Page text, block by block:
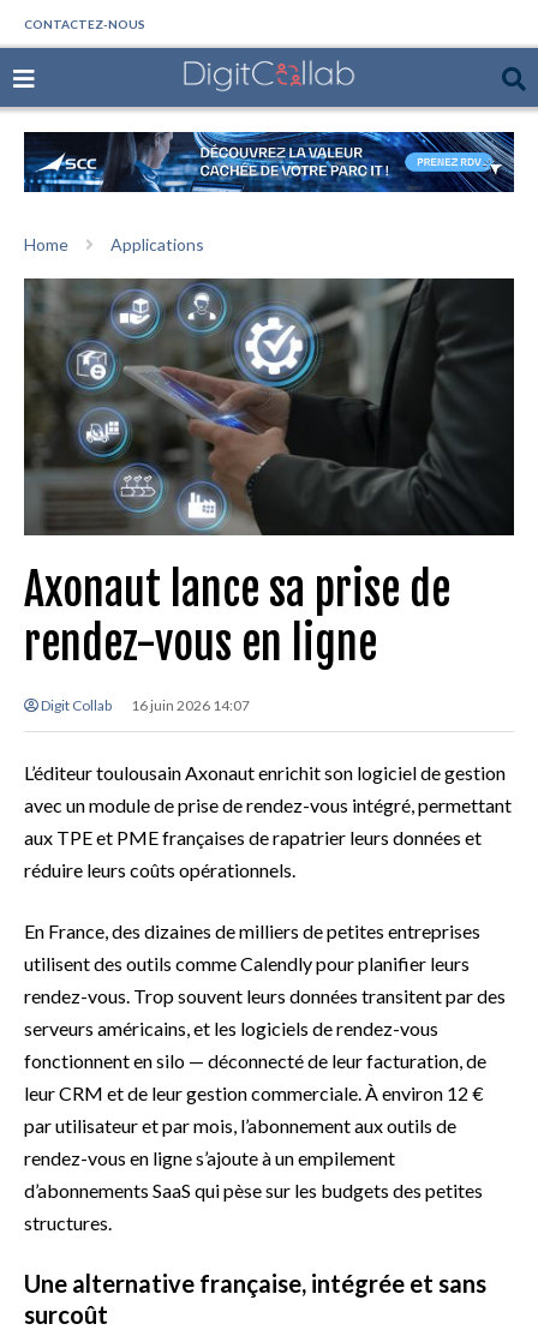
CONTACTEZ-NOUS
Home Applications
Axonaut lance sa prise de
rendez-vous en ligne
Digit Collab 16 juin 2026 14:07
L’éditeur toulousain Axonaut enrichit son logiciel de gestion
avec un module de prise de rendez-vous intégré, permettant
aux TPE et PME françaises de rapatrier leurs données et
réduire leurs coûts opérationnels.
En France, des dizaines de milliers de petites entreprises
utilisent des outils comme Calendly pour planifier leurs
rendez-vous. Trop souvent leurs données transitent par des
serveurs américains, et les logiciels de rendez-vous
fonctionnent en silo — déconnecté de leur facturation, de
leur CRM et de leur gestion commerciale. À environ 12 €
par utilisateur et par mois, l’abonnement aux outils de
rendez-vous en ligne s’ajoute à un empilement
d’abonnements SaaS qui pèse sur les budgets des petites
structures.
Une alternative française, intégrée et sans
surcoût